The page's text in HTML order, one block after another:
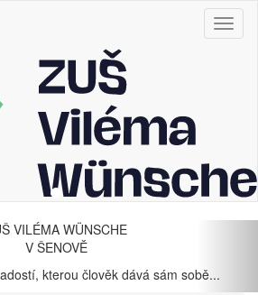
menu
VILÉMA WÜNSCHE
V ŠENOVĚ
kterou člověk dává sám sobě...